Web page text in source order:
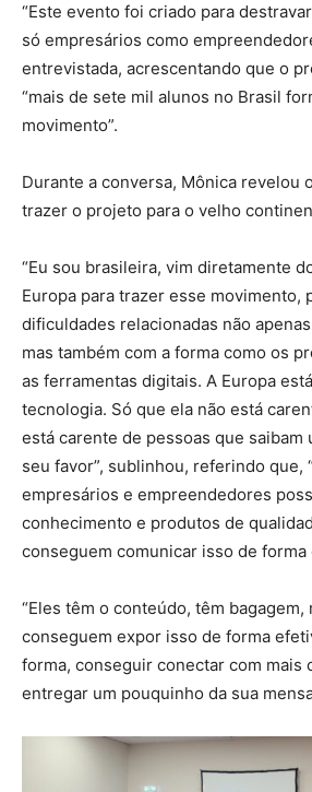
“Este evento foi criado para
só empresários como
entrevistada, acrescentando que o
“mais de sete mil alunos no Brasil
movimento”.
Durante a conversa, Mônica revelou
trazer o projeto para o velho
“Eu sou brasileira, vim diretamente
Europa para trazer esse movimento,
dificuldades relacionadas não
mas também com a forma como os
as ferramentas digitais. A Europa
tecnologia. Só que ela não está
está carente de pessoas que saibam
seu favor”, sublinhou, referindo que,
empresários e empreendedores
conhecimento e produtos de
conseguem comunicar isso de forma
“Eles têm o conteúdo, têm bagagem,
conseguem expor isso de forma
forma, conseguir conectar com mais
entregar um pouquinho da sua